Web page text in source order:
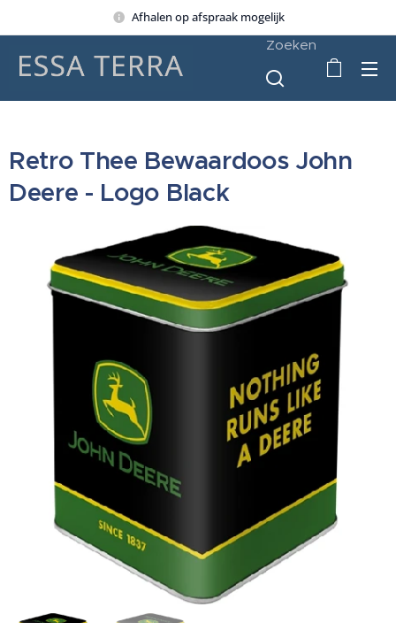
Afhalen op afspraak mogelijk
Zoeken
Retro Thee Bewaardoos John
Deere - Logo Black